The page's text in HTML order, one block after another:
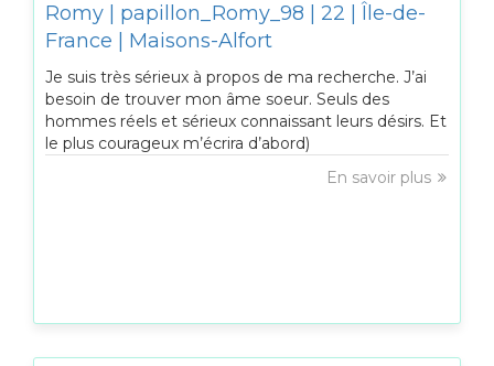
Romy | papillon_Romy_98 | 22 | Île-de-
France | Maisons-Alfort
Je suis très sérieux à propos de ma recherche. J’ai
besoin de trouver mon âme soeur. Seuls des
hommes réels et sérieux connaissant leurs désirs. Et
le plus courageux m’écrira d’abord)
En savoir plus